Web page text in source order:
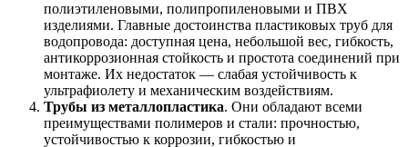
полиэтиленовыми, полипропиленовыми и ПВХ
изделиями. Главные достоинства пластиковых труб для
водопровода: доступная цена, небольшой вес, гибкость,
антикоррозионная стойкость и простота соединений при
монтаже. Их недостаток — слабая устойчивость к
ультрафиолету и механическим воздействиям.
Трубы из металлопластика. Они обладают всеми
преимуществами полимеров и стали: прочностью,
устойчивостью к коррозии, гибкостью и